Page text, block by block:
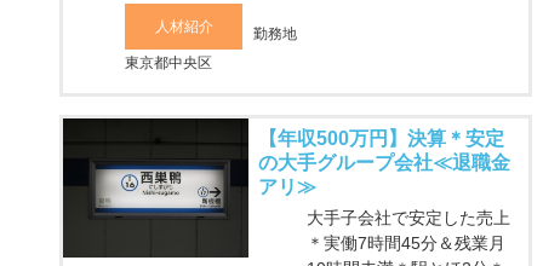
人材紹介
勤務地
東京都中央区
【年収500万円】決算＊安定
の大手グループ会社≪退職金
アリ≫
大手子会社で安定した売上
＊実働7時間45分＆残業月